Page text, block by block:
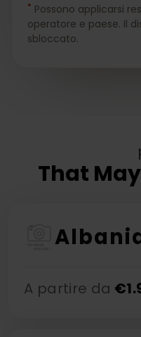
* Possono applicarsi
operatore e paese. Il
sbloccato.
That
A partire da €